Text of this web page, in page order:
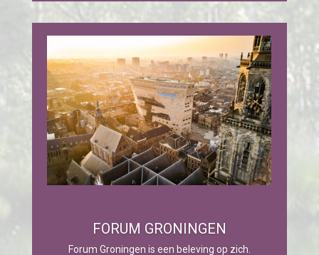
FORUM GRONINGEN
Forum Groningen is een beleving op zich.